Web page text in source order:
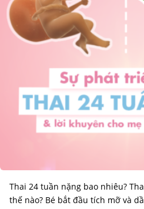
Thai 24 tuần nặng bao nhiêu?
thế nào? Bé bắt đầu tích mỡ và